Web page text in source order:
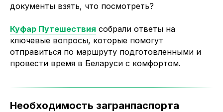
документы взять, что посмотреть?
Куфар Путешествия собрали ответы на
ключевые вопросы, которые помогут
отправиться по маршруту подготовленными и
провести время в Беларуси с комфортом.
Необходимость загранпаспорта